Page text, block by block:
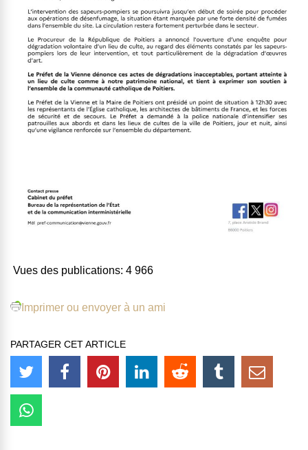
Vues des publications: 4 966
Imprimer ou envoyer à un ami
PARTAGER CET ARTICLE